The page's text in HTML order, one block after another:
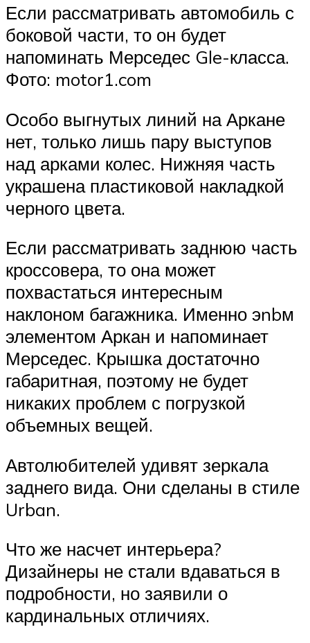
Если рассматривать автомобиль с
боковой части, то он будет
напоминать Мерседес Gle-класса.
Фото: motor1.com
Особо выгнутых линий на Аркане
нет, только лишь пару выступов
над арками колес. Нижняя часть
украшена пластиковой накладкой
черного цвета.
Если рассматривать заднюю часть
кроссовера, то она может
похвастаться интересным
наклоном багажника. Именно эnbм
элементом Аркан и напоминает
Мерседес. Крышка достаточно
габаритная, поэтому не будет
никаких проблем с погрузкой
объемных вещей.
Автолюбителей удивят зеркала
заднего вида. Они сделаны в стиле
Urban.
Что же насчет интерьера?
Дизайнеры не стали вдаваться в
подробности, но заявили о
кардинальных отличиях.